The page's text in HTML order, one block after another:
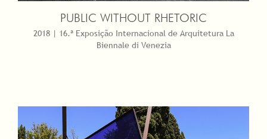
PUBLIC WITHOUT RHETORIC
2018 | 16.ª Exposição Internacional de Arquitetura La
Biennale di Venezia